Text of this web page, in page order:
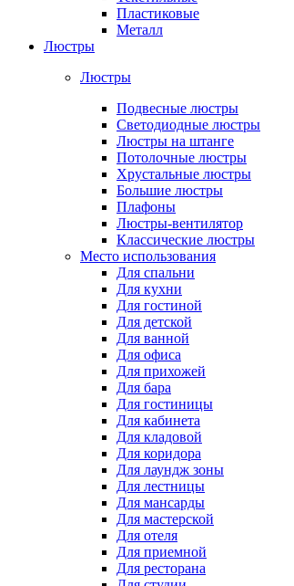
Пластиковые
Металл
Люстры
Люстры
Подвесные люстры
Светодиодные люстры
Люстры на штанге
Потолочные люстры
Хрустальные люстры
Большие люстры
Плафоны
Люстры-вентилятор
Классические люстры
Место использования
Для спальни
Для кухни
Для гостиной
Для детской
Для ванной
Для офиса
Для прихожей
Для бара
Для гостиницы
Для кабинета
Для кладовой
Для коридора
Для лаундж зоны
Для лестницы
Для мансарды
Для мастерской
Для отеля
Для приемной
Для ресторана